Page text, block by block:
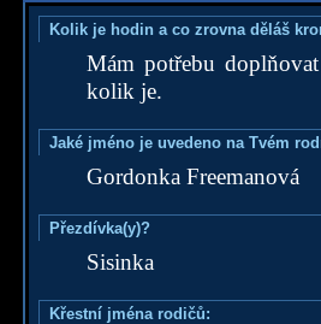
Kolik je hodin a co zrovna děláš
Mám potřebu
kolik je.
Jaké jméno je uvedeno na Tvém
Gordonka Freemanová
Přezdívka(y)?
Sisinka
Křestní jména rodičů: